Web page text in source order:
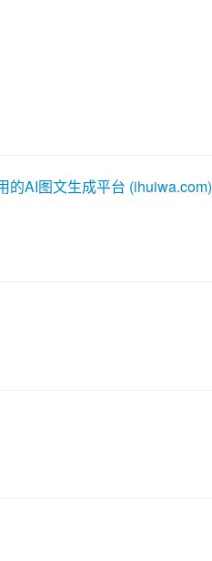
的AI图文生成平台 (ihuiwa.com)